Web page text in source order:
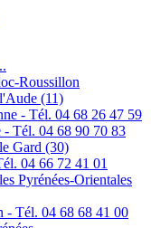
Roussillon
(11)
- Tél. 04 68 26 47 59
- Tél. 04 68 90 70 83
Gard (30)
04 66 72 41 01
Pyrénées-Orientales
- Tél. 04 68 68 41 00